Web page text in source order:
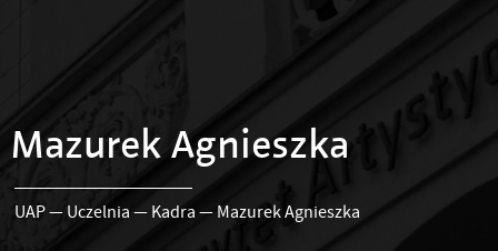
Mazurek Agnieszka
UAP— Uczelnia — Kadra — Mazurek Agnieszka